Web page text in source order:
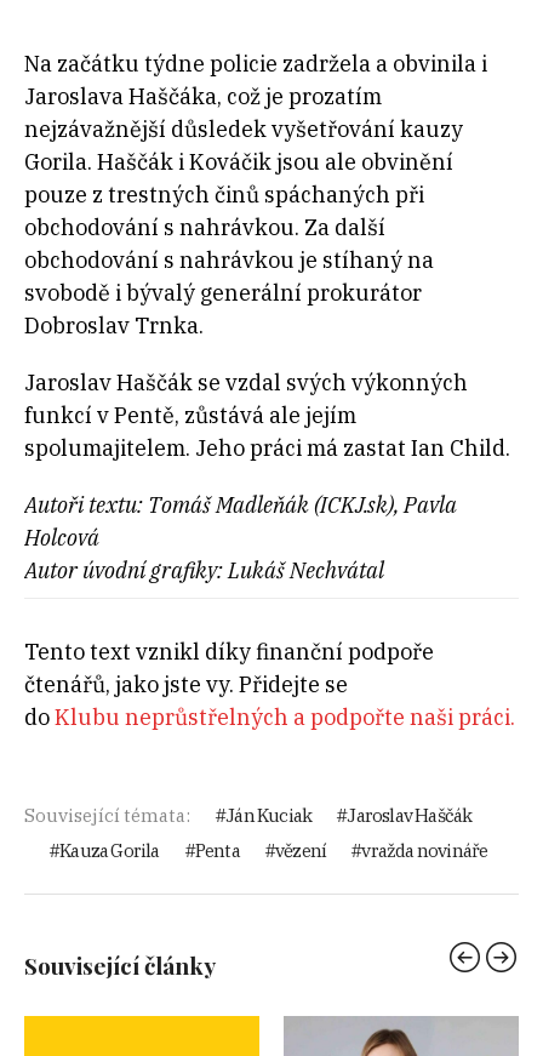
Na začátku týdne policie zadržela a obvinila i
Jaroslava Haščáka, což je prozatím
nejzávažnější důsledek vyšetřování kauzy
Gorila. Haščák i Kováčik jsou ale obvinění
pouze z trestných činů spáchaných při
obchodování s nahrávkou. Za další
obchodování s nahrávkou je stíhaný na
svobodě i bývalý generální prokurátor
Dobroslav Trnka.
Jaroslav Haščák se vzdal svých výkonných
funkcí v Pentě, zůstává ale jejím
spolumajitelem. Jeho práci má zastat Ian Child.
Autoři textu: Tomáš Madleňák (ICKJ.sk), Pavla
Holcová
Autor úvodní grafiky: Lukáš Nechvátal
Tento text vznikl díky finanční podpoře
čtenářů, jako jste vy. Přidejte se
doKlubu neprůstřelných a podpořte naši práci.
Související témata: Ján Kuciak
Jaroslav Haščák
Kauza Gorila
Penta vězení vražda novináře
Související články